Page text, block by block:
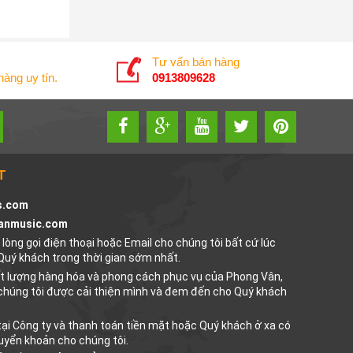
uy tín.
Tư vấn bán hàng
0913809628
gọi điện thoại hoặc Email cho chúng tôi bất cứ lúc
khách trong thời gian sớm nhất.
lượng hàng hóa và phong cách phục vụ của Phong Vân,
tôi được cải thiện mình và đem đến cho Quý khách
Công ty và thanh toán tiền mặt hoặc Quý khách ở xa có
khoản cho chúng tôi.